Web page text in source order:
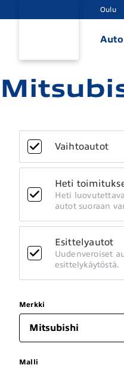
Oulu
Vaihtoautot
Heti
Heti
autot suoraan
Esittelyautot
Uudenveroiset
esittelykäytöstä.
Merkki
Mitsubishi
Malli